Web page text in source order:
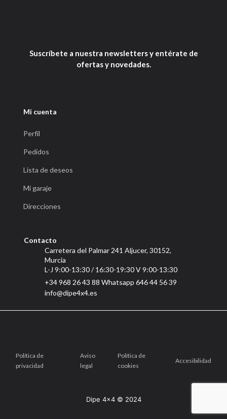
Suscríbete a nuestra newsletters y entérate de
ofertas y novedades.
Mi cuenta
Perfíl
Pedidos
Lista de deseos
Mi garaje
Direcciones
Contacto
Carretera del Palmar 241 Aljucer, 30152,
Murcia
L-J 9:00-13:30 / 16:30-19:30 V 9:00-13:30
+34 968 26 43 88 Whatsapp 646 44 56 39
info@dipe4x4.es
Política de
privacidad
Aviso
legal
Política de
cookies
Accesibilidad
Dipe 4x4 © 2024